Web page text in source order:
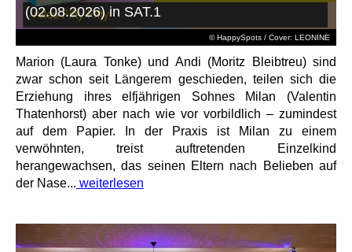
© HappySpots / Cover: LEONINE
(02.08.2026) in SAT.1
Marion (Laura Tonke) und Andi (Moritz Bleibtreu) sind
zwar schon seit Längerem geschieden, teilen sich die
Erziehung ihres elfjährigen Sohnes Milan (Valentin
Thatenhorst) aber nach wie vor vorbildlich – zumindest
auf dem Papier. In der Praxis ist Milan zu einem
verwöhnten, treist auftretenden Einzelkind
herangewachsen, das seinen Eltern nach Belieben auf
der Nase... weiterlesen